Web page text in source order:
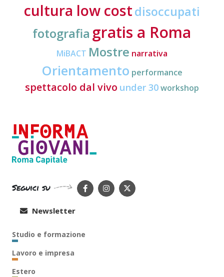
cultura low costdisoccupati
fotografia gratis a Roma
MiBACT Mostre narrativa
Orientamento performance
spettacolo dal vivo under 30workshop
Seguici su
Newsletter
Studio e formazione
Lavoro e impresa
Estero